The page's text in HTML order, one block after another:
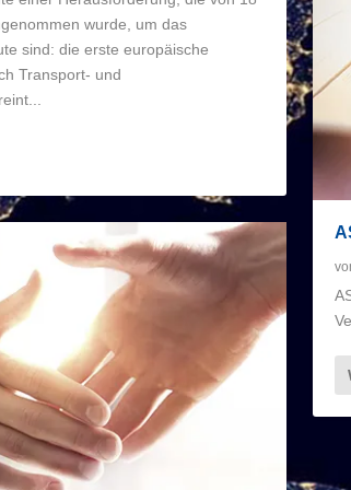
wurde, um das
sind: die erste europäische
Transport- und